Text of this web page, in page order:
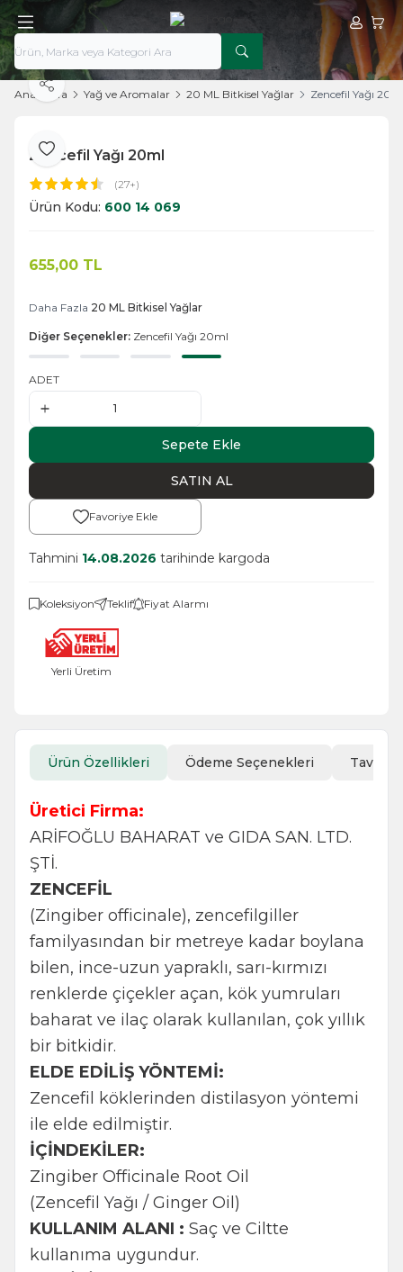
Hesabım
Ana Sayfa Yağ ve Aromalar 20 ML Bitkisel Yağlar Zencefil Yağı
Favoriye Ekle
Paylaş
Zencefil Yağı 20ml
(27+)
Ürün Kodu: 600 14 069
655,00 TL
Daha Fazla 20 ML Bitkisel Yağlar
Diğer Seçenekler: Zencefil Yağı 20ml
ADET
Sepete Ekle
SATIN AL
Favoriye Ekle
Tahmini 14.08.2026 tarihinde kargoda
Koleksiyon Teklif Fiyat Alarmı
Yerli Üretim
Ürün Özellikleri Ödeme Seçenekleri Tavsiye
Üretici Firma:
ARİFOĞLU BAHARAT ve GIDA SAN. LTD.
ŞTİ.
ZENCEFİL
(Zingiber officinale), zencefilgiller
familyasından bir metreye kadar boylana
bilen, ince-uzun yapraklı, sarı-kırmızı
renklerde çiçekler açan, kök yumruları
baharat ve ilaç olarak kullanılan, çok yıllık
bir bitkidir.
ELDE EDİLİŞ YÖNTEMİ:
Zencefil köklerinden distilasyon yöntemi
ile elde edilmiştir.
İÇİNDEKİLER:
Zingiber Officinale Root Oil
(Zencefil Yağı / Ginger Oil)
KULLANIM ALANI : Saç ve Ciltte
kullanıma uygundur.